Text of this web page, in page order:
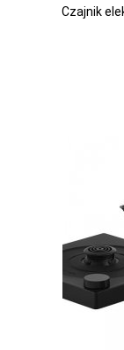
Czajnik